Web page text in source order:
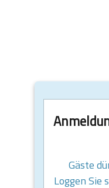
Gäste
Loggen Sie